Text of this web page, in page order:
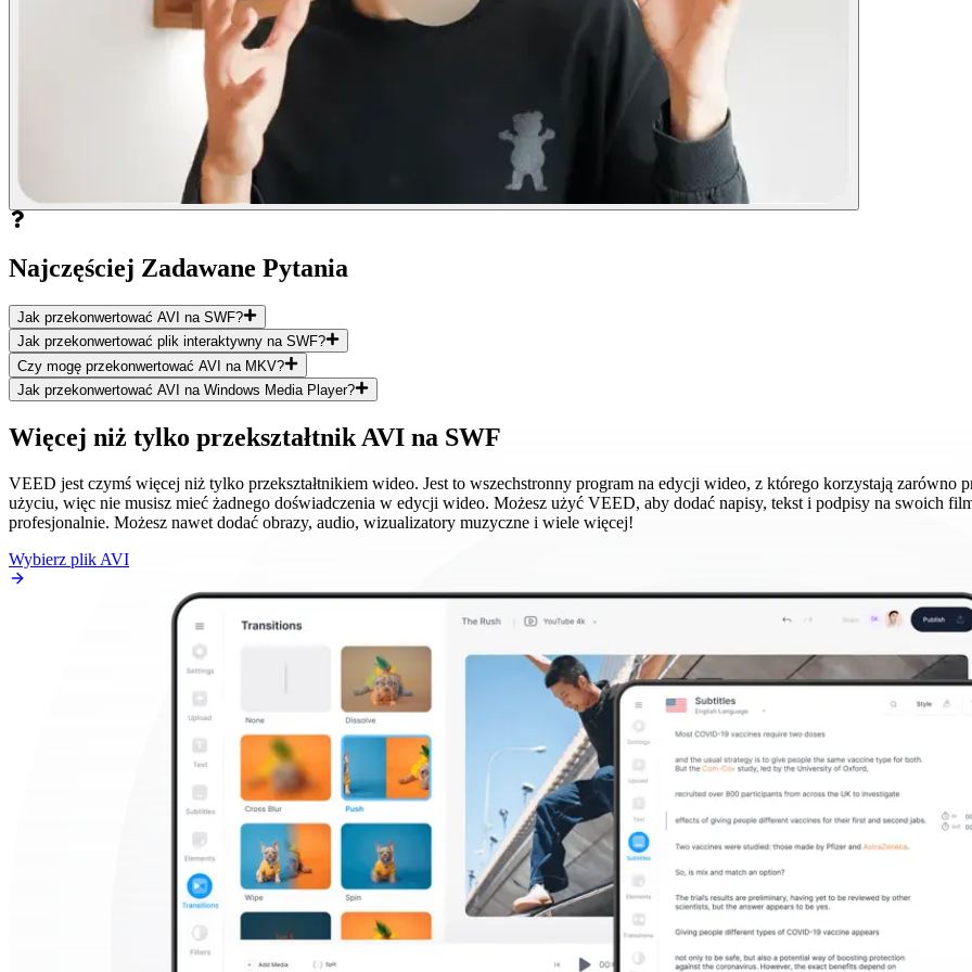
Najczęściej Zadawane Pytania
Jak przekonwertować AVI na SWF?
Jak przekonwertować plik interaktywny na SWF?
Czy mogę przekonwertować AVI na MKV?
Jak przekonwertować AVI na Windows Media Player?
Więcej niż tylko przekształtnik AVI na SWF
VEED jest czymś więcej niż tylko przekształtnikiem wideo. Jest to wszechstronny program na edycji wideo, z którego korzystają zarówno
użyciu, więc nie musisz mieć żadnego doświadczenia w edycji wideo. Możesz użyć VEED, aby dodać napisy, tekst i podpisy na swoich
profesjonalnie. Możesz nawet dodać obrazy, audio, wizualizatory muzyczne i wiele więcej!
Wybierz plik AVI